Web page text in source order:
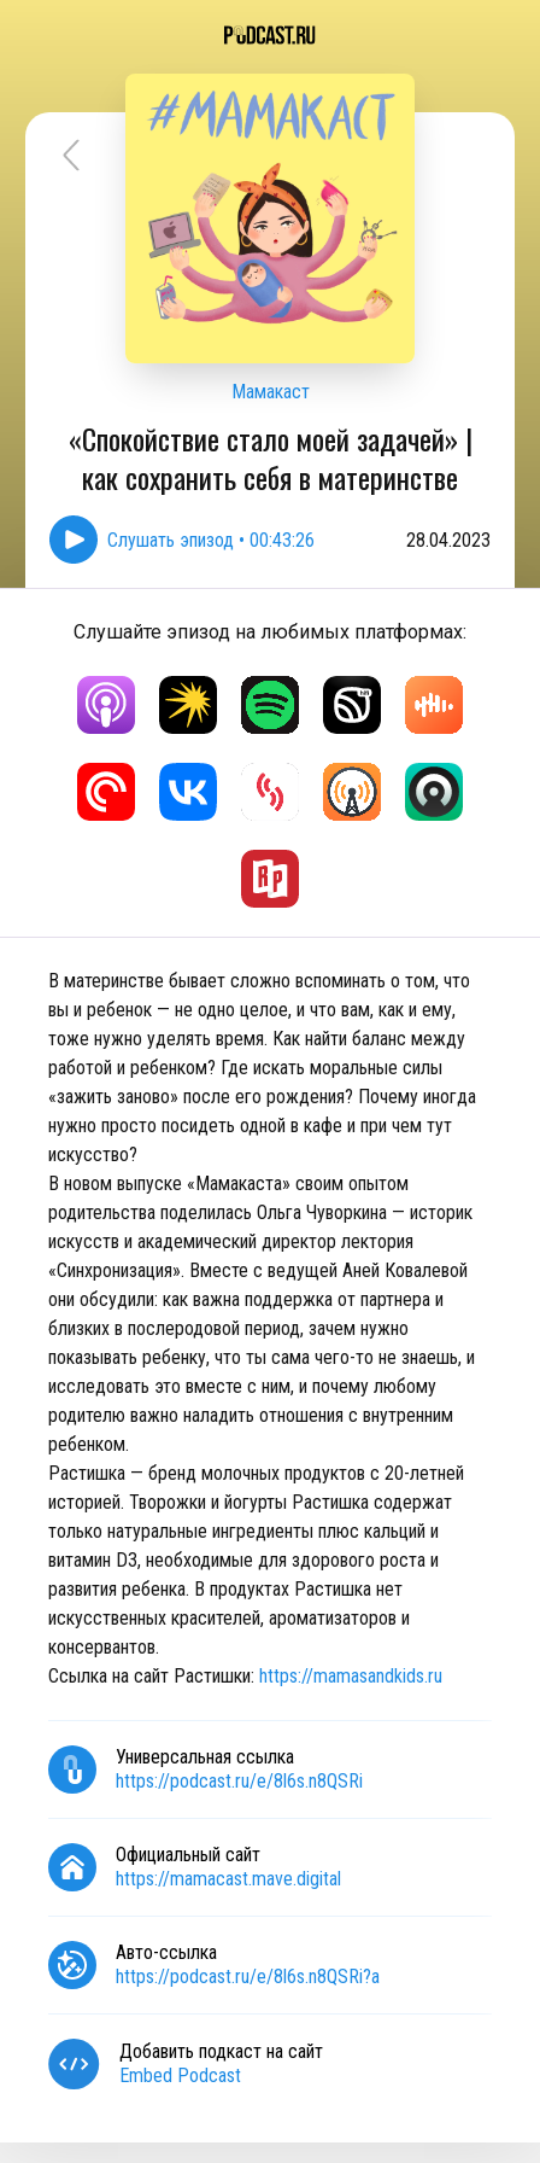
Мамакаст
«Спокойствие стало моей задачей» |
как сохранить себя в материнстве
Слушать эпизод • 00:43:26 28.04.2023
Слушайте эпизод на любимых платформах:
В материнстве бывает сложно вспоминать о том, что
вы и ребенок — не одно целое, и что вам, как и ему,
тоже нужно уделять время. Как найти баланс между
работой и ребенком? Где искать моральные силы
«зажить заново» после его рождения? Почему иногда
нужно просто посидеть одной в кафе и при чем тут
искусство?
В новом выпуске «Мамакаста» своим опытом
родительства поделилась Ольга Чуворкина — историк
искусств и академический директор лектория
«Синхронизация». Вместе с ведущей Аней Ковалевой
они обсудили: как важна поддержка от партнера и
близких в послеродовой период, зачем нужно
показывать ребенку, что ты сама чего-то не знаешь, и
исследовать это вместе с ним, и почему любому
родителю важно наладить отношения с внутренним
ребенком.
Растишка — бренд молочных продуктов с 20-летней
историей. Творожки и йогурты Растишка содержат
только натуральные ингредиенты плюс кальций и
витамин D3, необходимые для здорового роста и
развития ребенка. В продуктах Растишка нет
искусственных красителей, ароматизаторов и
консервантов.
Ссылка на сайт Растишки: https://mamasandkids.ru
Универсальная ссылка
https://podcast.ru/e/8l6s.n8QSRi
Официальный сайт
https://mamacast.mave.digital
Авто-ссылка
https://podcast.ru/e/8l6s.n8QSRi?a
Добавить подкаст на сайт
Embed Podcast